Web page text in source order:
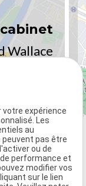
Wallace
votre expérience
Les
au
pas être
ou de
performance et
modifier vos
sur le lien